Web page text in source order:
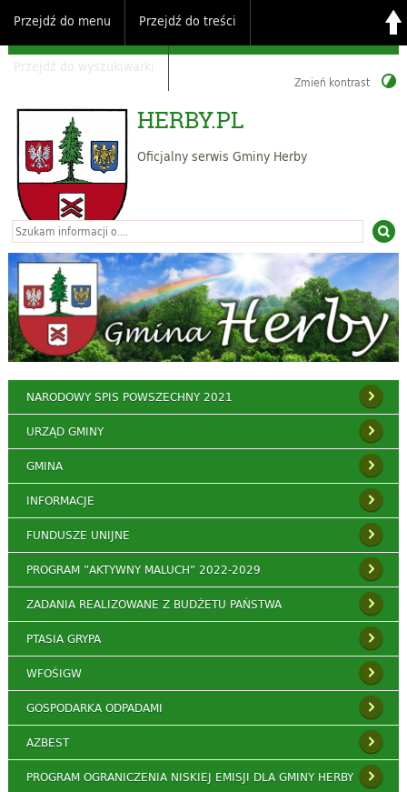
Przejdź do menu Przejdź do treści
Przejdź do wyszukiwarki
Zmień kontrast
HERBY.PL
Oficjalny serwis Gminy Herby
NARODOWY SPIS POWSZECHNY 2021
URZĄD GMINY
GMINA
INFORMACJE
FUNDUSZE UNIJNE
PROGRAM ”AKTYWNY MALUCH” 2022-2029
ZADANIA REALIZOWANE Z BUDŻETU PAŃSTWA
PTASIA GRYPA
WFOŚIGW
GOSPODARKA ODPADAMI
AZBEST
PROGRAM OGRANICZENIA NISKIEJ EMISJI DLA GMINY HERBY